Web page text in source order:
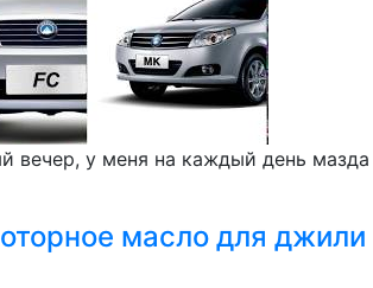
вечер, у меня на каждый день мазда
масло для джили